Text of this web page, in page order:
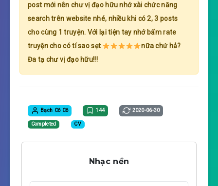
post mới nên chư vị đạo hữu nhớ xài chức năng
search trên website nhé, nhiều khi có 2, 3 posts
cho cùng 1 truyện. Với lại tiện tay nhớ bấm rate
truyện cho có tí sao sẹt
nữa chứ hả?
Đa tạ chư vị đạo hữu!!!
Bạch Cô Cô 144 2020-06-30
Completed CV
Nhạc nền